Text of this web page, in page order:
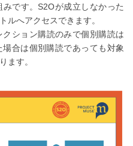
です。S2Oが成立しなかった
ルへアクセスできます。
ション購読のみで個別購読は
合は個別購読であっても対象
ます。